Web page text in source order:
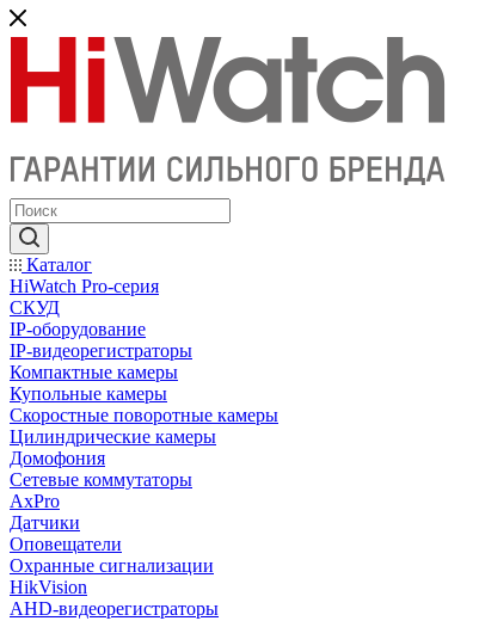
Каталог
HiWatch Pro-серия
CКУД
IP-оборудование
IP-видеорегистраторы
Компактные камеры
Купольные камеры
Скоростные поворотные камеры
Цилиндрические камеры
Домофония
Сетевые коммутаторы
AxPro
Датчики
Оповещатели
Охранные сигнализации
HikVision
AHD-видеорегистраторы